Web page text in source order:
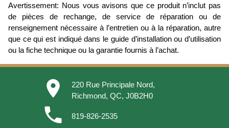
Avertissement: Nous vous avisons que ce produit n’inclut pas
de pièces de rechange, de service de réparation ou de
renseignement nécessaire à l’entretien ou à la réparation, autre
que ce qui est indiqué dans le guide d’installation ou d’utilisation
ou la fiche technique ou la garantie fournis à l’achat.
place
220 Rue Principale Nord,
Richmond, QC, J0B2H0
phone 819-826-2535